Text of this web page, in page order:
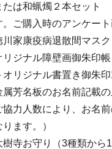
は和蝋燭２本セット
。ご購入時のアンケー
家康疫病退散間マス
ジナル障壁画御朱印
リジナル書置き御朱
芳名板のお名前記載
協力人数により、お名
ります。）
寺お守り（3種類から1